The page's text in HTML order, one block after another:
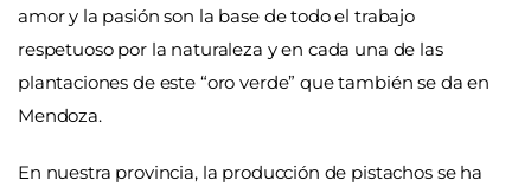
amor y la pasión son la base de todo el trabajo
respetuoso por la naturaleza y en cada una de las
plantaciones de este “oro verde” que también se da en
Mendoza.
En nuestra provincia, la producción de pistachos se ha